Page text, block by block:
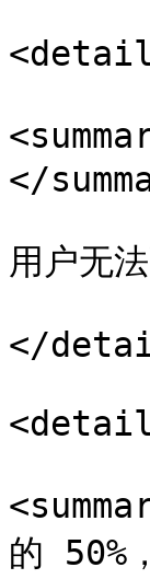
</
用户无
</
的 50%